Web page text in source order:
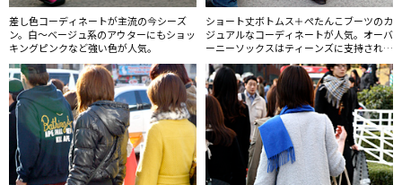
差し色コーディネートが主流の今シーズ
ン。白〜ベージュ系のアウターにもショッ
キングピンクなど強い色が人気。
ショート丈ボトムス＋ぺたんこブーツのカ
ジュアルなコーディネートが人気。オーバ
ーニーソックスはティーンズに支持されて
いる。